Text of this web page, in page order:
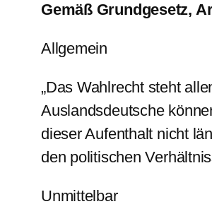
Gemäß Grundgesetz,
Allgemein
„Das Wahlrecht steht
Auslandsdeutsche
dieser Aufenthalt nicht
den politischen
Unmittelbar